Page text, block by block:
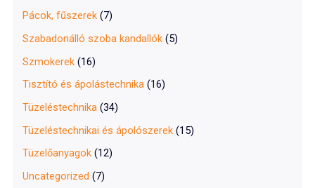
Pácok, fűszerek (7)
Szabadonálló szoba kandallók (5)
Szmokerek (16)
Tisztító és ápolástechnika (16)
Tüzeléstechnika (34)
Tüzeléstechnikai és ápolószerek (15)
Tüzelőanyagok (12)
Uncategorized (7)